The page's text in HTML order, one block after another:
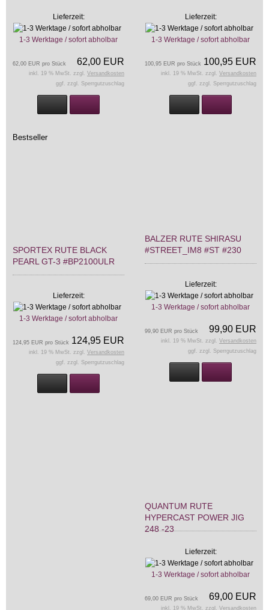
Lieferzeit:
1-3 Werktage / sofort abholbar
62,00 EUR
62,00 EUR pro Stück
inkl. 19 % MwSt. zzgl. Versandkosten
ggf. zzgl. Sperrgutzuschlag
Lieferzeit:
1-3 Werktage / sofort abholbar
100,95 EUR
100,95 EUR pro Stück
inkl. 19 % MwSt. zzgl. Versandkosten
ggf. zzgl. Sperrgutzuschlag
Bestseller
SPORTEX RUTE BLACK
PEARL GT-3 #BP2100ULR
Lieferzeit:
1-3 Werktage / sofort abholbar
124,95 EUR
124,95 EUR pro Stück
inkl. 19 % MwSt. zzgl. Versandkosten
ggf. zzgl. Sperrgutzuschlag
BALZER RUTE SHIRASU
#STREET_IM8 #ST #230
Lieferzeit:
1-3 Werktage / sofort abholbar
99,90 EUR
99,90 EUR pro Stück
inkl. 19 % MwSt. zzgl. Versandkosten
ggf. zzgl. Sperrgutzuschlag
QUANTUM RUTE
HYPERCAST POWER JIG
248 -23
Lieferzeit:
1-3 Werktage / sofort abholbar
69,00 EUR
69,00 EUR pro Stück
inkl. 19 % MwSt. zzgl. Versandkosten